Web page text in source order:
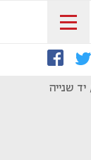
שנייה